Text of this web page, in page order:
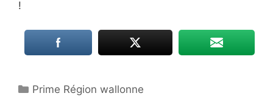
!
Catégories
Prime Région wallonne